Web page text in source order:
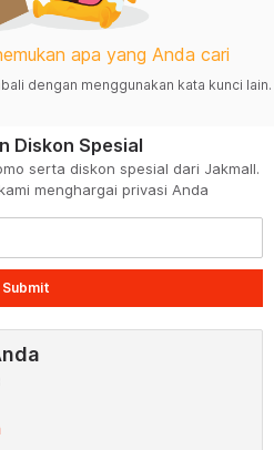
apa yang Anda cari
dengan menggunakan kata kunci lain.
Diskon Spesial
serta diskon spesial dari Jakmall.
menghargai privasi Anda
Submit